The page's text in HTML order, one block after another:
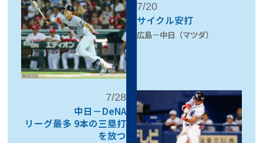
7/20
サイクル安打
広島－中日（マツダ）
7/28
中日－DeNA
リーグ最多 9本の三塁打
を放つ